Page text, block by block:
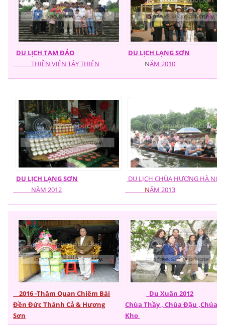
DU LỊCH TAM ĐẢO
THIỀN VIỆN TÂY THIÊN
DU LỊCH LẠNG SƠN
NĂM 2010
DU LỊCH LẠNG SƠN
NĂM 2012
DU LỊCH CHÙA HƯƠNG HÀ NỘI
NĂM 2013
2016 -Thăm Quan Chiêm Bái
Đền Đức Thánh Cả & Hương
Sơn
Du Xuân 2012
Chùa Thầy , Chùa Đậu ,Chúa
Kho